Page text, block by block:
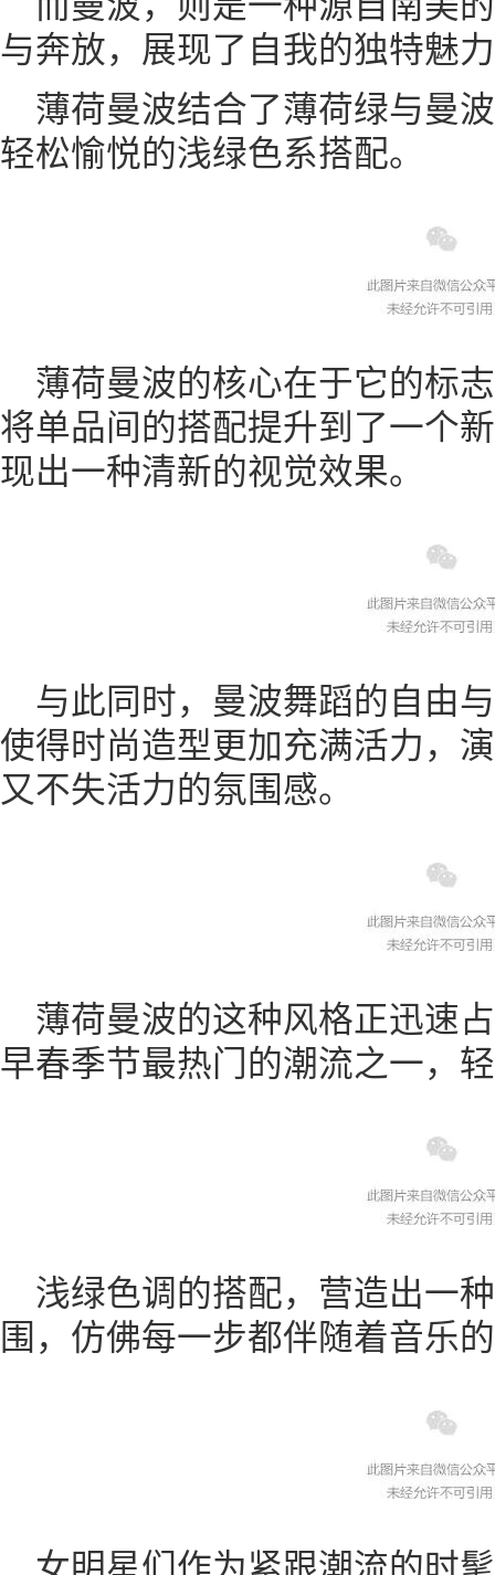
与奔放，展现了自我的独特魅
薄荷曼波结合了薄荷绿与曼
轻松愉悦的浅绿色系搭配。
薄荷曼波的核心在于它的标
将单品间的搭配提升到了一个
现出一种清新的视觉效果。
与此同时，曼波舞蹈的自由
使得时尚造型更加充满活力，
又不失活力的氛围感。
薄荷曼波的这种风格正迅速
早春季节最热门的潮流之一，
浅绿色调的搭配，营造出一
围，仿佛每一步都伴随着音乐